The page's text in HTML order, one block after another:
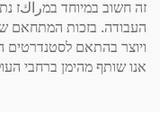
זה חשוב במיוחד במراكז
העבודה. בזכות המתחאם
ויוצר בהתאם לסטנדרטים
אנו שותף מהימן ברחבי